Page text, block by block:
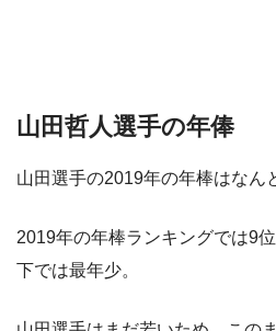
山田哲人選手の年俸
山田選手の2019年の年棒はなん
2019年の年棒ランキングでは9
下では最年少。